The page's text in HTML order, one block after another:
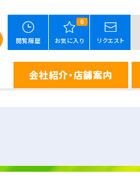
閲覧履歴
0
お気に入り リクエスト
会社紹介・店舗案内